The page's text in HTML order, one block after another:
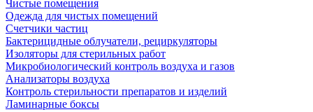
Чистые помещения
Одежда для чистых помещений
Счетчики частиц
Бактерицидные облучатели, рециркуляторы
Изоляторы для стерильных работ
Микробиологический контроль воздуха и газов
Анализаторы воздуха
Контроль стерильности препаратов и изделий
Ламинарные боксы